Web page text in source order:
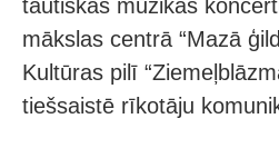
tautiskās mūzikas
mākslas centrā “Mazā
Kultūras pilī
tiešsaistē rīkotāju